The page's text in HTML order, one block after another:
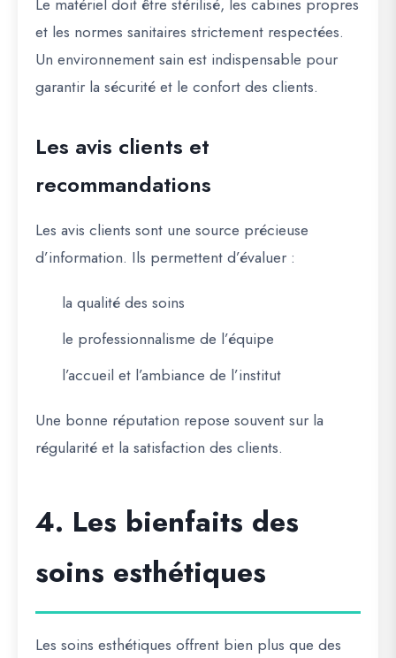
Le matériel doit être stérilisé, les cabines propres
et les normes sanitaires strictement respectées.
Un environnement sain est indispensable pour
garantir la sécurité et le confort des clients.
Les avis clients et
recommandations
Les avis clients sont une source précieuse
d’information. Ils permettent d’évaluer :
la qualité des soins
le professionnalisme de l’équipe
l’accueil et l’ambiance de l’institut
Une bonne réputation repose souvent sur la
régularité et la satisfaction des clients.
4. Les bienfaits des
soins esthétiques
Les soins esthétiques offrent bien plus que des